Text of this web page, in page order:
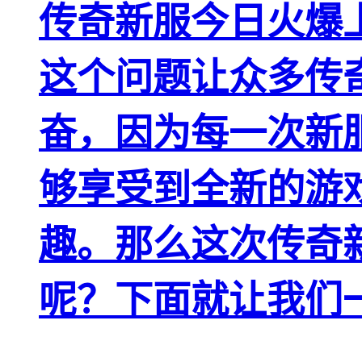
传奇新服今日火爆
这个问题让众多传
奋，因为每一次新
够享受到全新的游
趣。那么这次传奇
呢？下面就让我们